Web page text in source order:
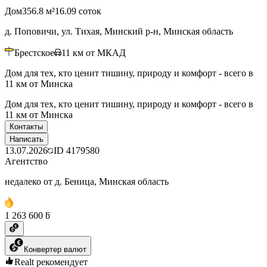
Дом356.8 м²16.09 соток
д. Поповичи, ул. Тихая, Минский р-н, Минская область
Брестское 11 км от МКАД
Дом для тех, кто ценит тишину, природу и комфорт - всего в
11 км от Минска
Дом для тех, кто ценит тишину, природу и комфорт - всего в
11 км от Минска
Контакты
Написать
13.07.2026 ID 4179580
Агентство
недалеко от д. Беница, Минская область
1 263 600 ƃ
Конвертер валют
Realt рекомендует